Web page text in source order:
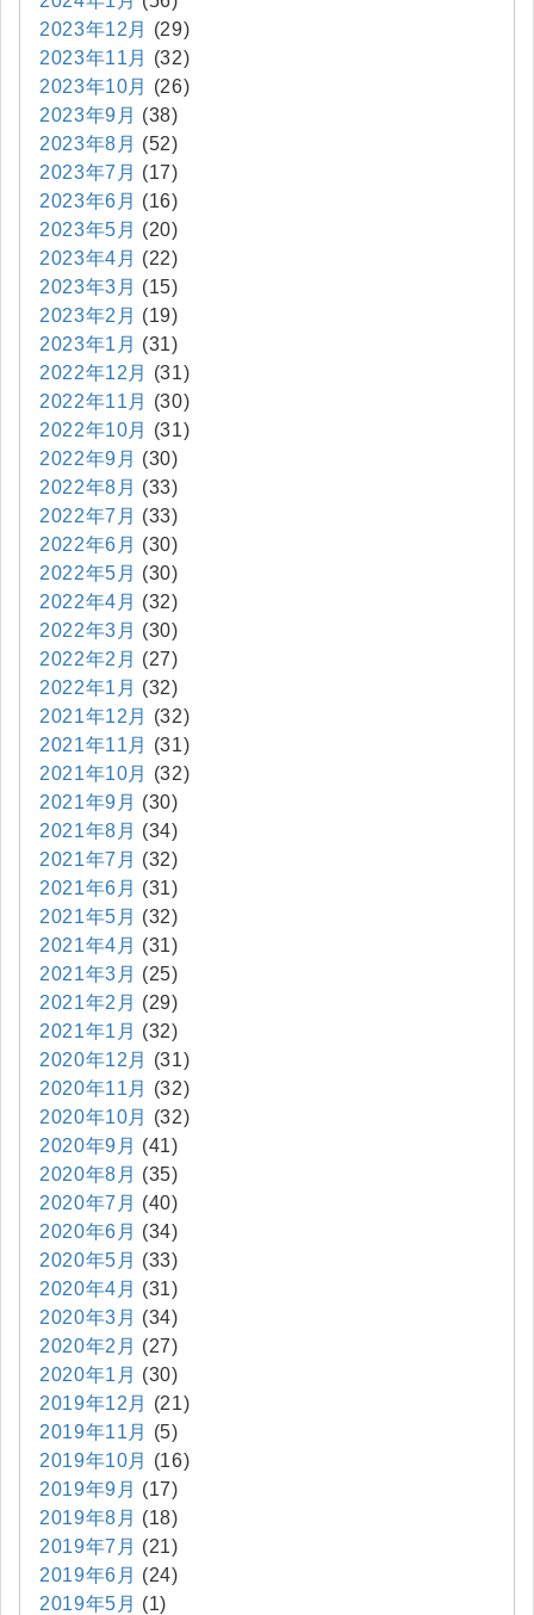
2023年12月
(29)
2023年11月
(32)
2023年10月
(26)
2023年9月 (38)
2023年8月 (52)
2023年7月 (17)
2023年6月 (16)
2023年5月 (20)
2023年4月 (22)
2023年3月 (15)
2023年2月 (19)
2023年1月 (31)
2022年12月
(31)
2022年11月
(30)
2022年10月
(31)
2022年9月 (30)
2022年8月 (33)
2022年7月 (33)
2022年6月 (30)
2022年5月 (30)
2022年4月 (32)
2022年3月 (30)
2022年2月 (27)
2022年1月 (32)
2021年12月
(32)
2021年11月
(31)
2021年10月
(32)
2021年9月 (30)
2021年8月 (34)
2021年7月 (32)
2021年6月 (31)
2021年5月 (32)
2021年4月 (31)
2021年3月 (25)
2021年2月 (29)
2021年1月 (32)
2020年12月
(31)
2020年11月
(32)
2020年10月
(32)
2020年9月 (41)
2020年8月 (35)
2020年7月 (40)
2020年6月 (34)
2020年5月 (33)
2020年4月 (31)
2020年3月 (34)
2020年2月 (27)
2020年1月 (30)
2019年12月
(21)
2019年11月
(5)
2019年10月
(16)
2019年9月 (17)
2019年8月 (18)
2019年7月 (21)
2019年6月 (24)
2019年5月 (1)